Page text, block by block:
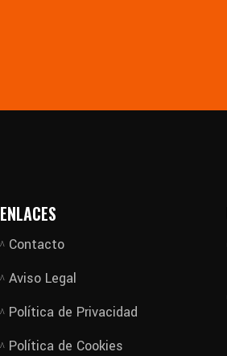
ENLACES
Contacto
Aviso Legal
Política de Privacidad
Política de Cookies